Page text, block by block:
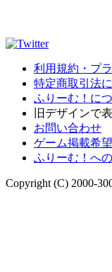
利用規約・プ
特定商取引法
ふりーむ！に
旧デザインで
お問い合わせ
ゲーム掲載希
ふりーむ！へ
Copyright (C) 2000-